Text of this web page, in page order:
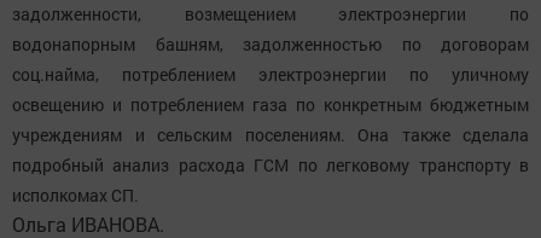
задолженности, возмещением электроэнергии по
водонапорным башням, задолженностью по договорам
соц.найма, потреблением электроэнергии по уличному
освещению и потреблением газа по конкретным бюджетным
учреждениям и сельским поселениям. Она также сделала
подробный анализ расхода ГСМ по легковому транспорту в
исполкомах СП.
Ольга ИВАНОВА.